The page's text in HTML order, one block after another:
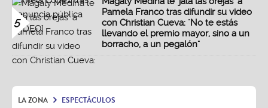
5
Pamela Franco tras difundir su video
con Christian Cueva: "No te estás
llevando el premio mayor, sino a un
borracho, a un pegalón"
LA ZONA ESPECTÁCULOS